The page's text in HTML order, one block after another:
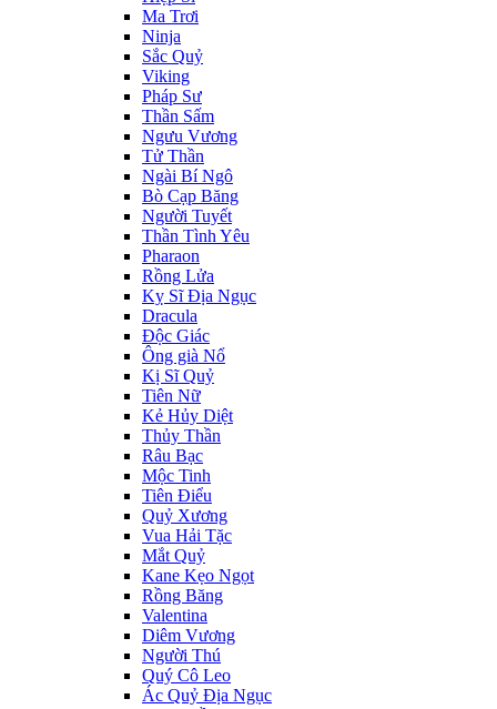
Ma Trơi
Ninja
Sắc Quỷ
Viking
Pháp Sư
Thần Sấm
Ngưu Vương
Tử Thần
Ngài Bí Ngô
Bò Cạp Băng
Người Tuyết
Thần Tình Yêu
Pharaon
Rồng Lửa
Kỵ Sĩ Địa Ngục
Dracula
Độc Giác
Ông già Nổ
Kị Sĩ Quỷ
Tiên Nữ
Kẻ Hủy Diệt
Thủy Thần
Râu Bạc
Mộc Tinh
Tiên Điểu
Quỷ Xương
Vua Hải Tặc
Mắt Quỷ
Kane Kẹo Ngọt
Rồng Băng
Valentina
Diêm Vương
Người Thú
Quý Cô Leo
Ác Quỷ Địa Ngục